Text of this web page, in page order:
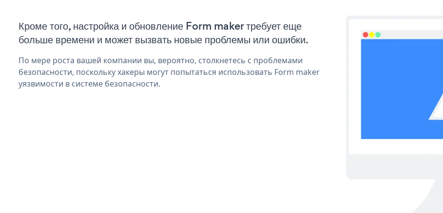
Кроме того, настройка и обновление Form maker требует еще
больше времени и может вызвать новые проблемы или ошибки.
По мере роста вашей компании вы, вероятно, столкнетесь с проблемами
безопасности, поскольку хакеры могут попытаться использовать Form maker
уязвимости в системе безопасности.